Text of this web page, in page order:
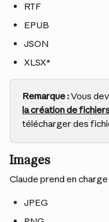
RTF
EPUB
JSON
XLSX*
Remarque : Vous
la création de
télécharger des
Images
Claude prend en
JPEG